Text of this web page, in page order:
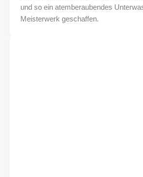
und so ein atemberaubendes
Meisterwerk geschaffen.